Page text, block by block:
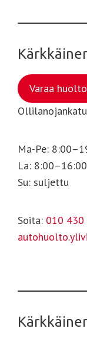
Varaa
Ma-Pe:
La: 8:00–16:00
Su: suljettu
Soita: 010 430